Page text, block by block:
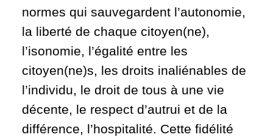
normes qui sauvegardent l’autonomie,
la liberté de chaque citoyen(ne),
l’isonomie, l’égalité entre les
citoyen(ne)s, les droits inaliénables de
l’individu, le droit de tous à une vie
décente, le respect d’autrui et de la
différence, l’hospitalité. Cette fidélité